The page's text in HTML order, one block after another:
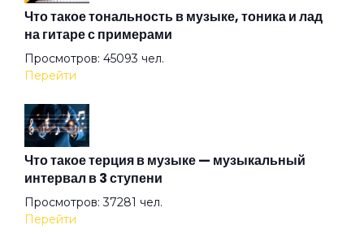
Архитектор
Асфальт
Атлантида
Ау
Что такое тональность в музыке, тоника и лад
на гитаре с примерами
Просмотров: 45093 чел.
Перейти
Что такое терция в музыке — музыкальный
интервал в 3 ступени
Просмотров: 37281 чел.
Перейти